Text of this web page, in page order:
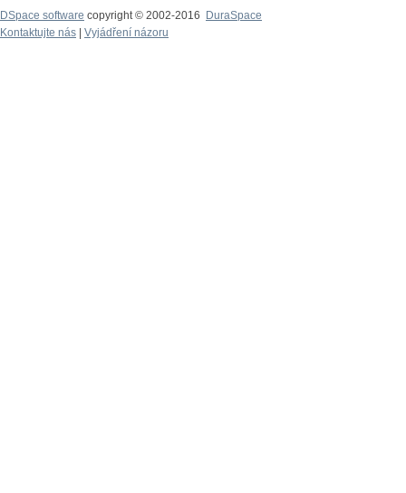
DSpace software copyright © 2002-2016
DuraSpace
Kontaktujte nás
Vyjádření názoru